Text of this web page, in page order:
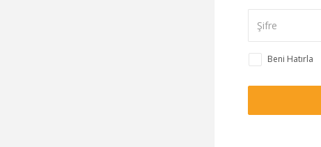
Beni Hatırla